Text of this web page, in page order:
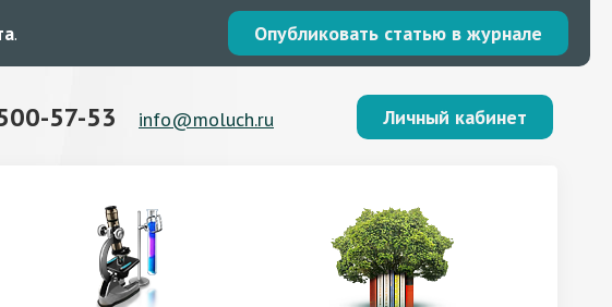
. Опубликовать статью в журнале
57-53 info@moluch.ru Личный кабинет